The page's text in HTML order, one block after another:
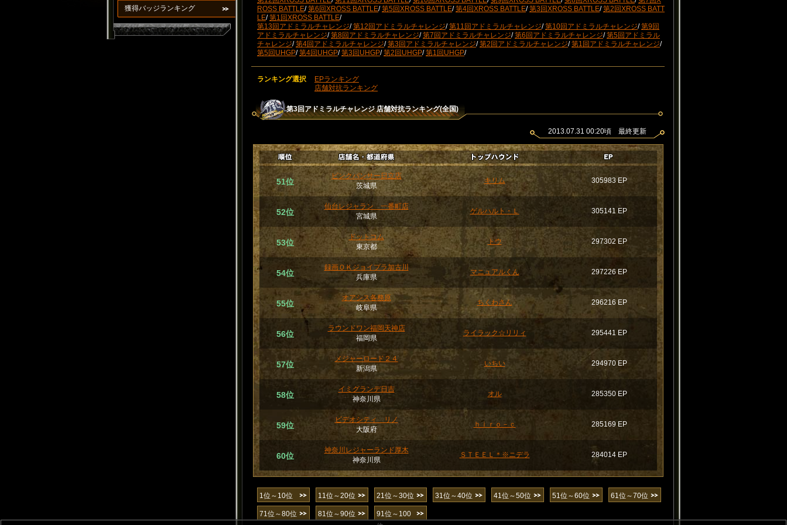
獲得バッジランキング
ROSS BATTLE/第6回XROSS BATTLE/第5回XROSS BATTLE/第4回XROSS BATTLE/第3回XROSS BATTLE/第2回XROSS BATT
LE/第1回XROSS BATTLE/
第13回アドミラルチャレンジ/第12回アドミラルチャレンジ/第11回アドミラルチャレンジ/第10回アドミラルチャレンジ/第9回
アドミラルチャレンジ/第8回アドミラルチャレンジ/第7回アドミラルチャレンジ/第6回アドミラルチャレンジ/第5回アドミラル
チャレンジ/第4回アドミラルチャレンジ/第3回アドミラルチャレンジ/第2回アドミラルチャレンジ/第1回アドミラルチャレンジ/
第5回UHGP/第4回UHGP/第3回UHGP/第2回UHGP/第1回UHGP/
ランキング選択
EPランキング
店舗対抗ランキング
第3回アドミラルチャレンジ店舗対抗ランキング(全国)
2013.07.31 00:20頃 最終更新
51位
ピンクパンサー日立店
茨城県
キリム 305983 EP
52位
仙台レジャラン 一番町店
宮城県
ゲルハルト・Ｌ 305141 EP
53位
ドットコム
東京都
トウ 297302 EP
54位
録画ＯＫジョイプラ加古川
兵庫県
マニュアルくん 297226 EP
55位
オアシス各務原
岐阜県
ちくわさん 296216 EP
56位
ラウンドワン福岡天神店
福岡県
ライラック☆リリィ 295441 EP
57位
メジャーロード２４
新潟県
いちい 294970 EP
58位
イミグランデ日吉
神奈川県
オル 285350 EP
59位
ビデオシティ リノ
大阪府
ｈｉｒｏ－ｃ 285169 EP
60位
神奈川レジャーランド厚木
神奈川県
ＳＴＥＥＬ＊※ニデラ 284014 EP
1位～10位 11位～20位 21位～30位 31位～40位 41位～50位 51位～60位 61位～70位
71位～80位 81位～90位
91位～100